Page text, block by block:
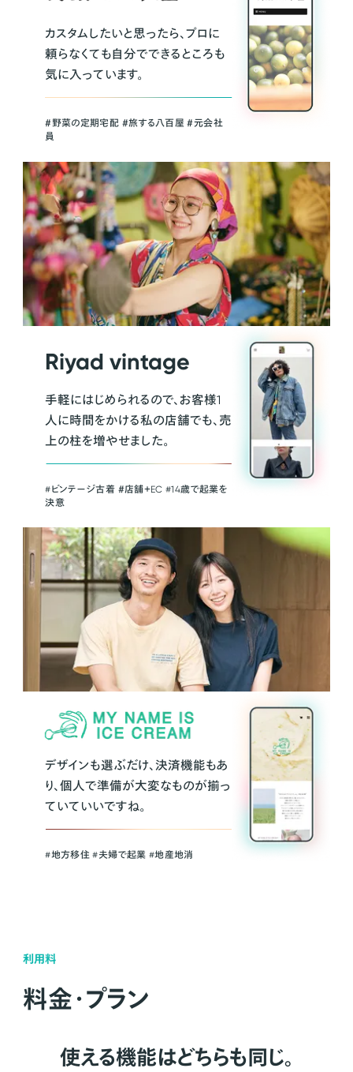
カスタムしたいと思ったら、プロに
頼らなくても自分でできるところも
気に入っています。
＃野菜の定期宅配 ＃旅する八百屋 ＃元会社
員
Riyad vintage
手軽にはじめられるので、お客様1
人に時間をかける私の店舗でも、売
上の柱を増やせました。
#ビンテージ古着 ＃店舗＋EC #14歳で起業を
決意
デザインも選ぶだけ、決済機能もあ
り、個人で準備が大変なものが揃っ
ていていいですね。
#地方移住 #夫婦で起業 #地産地消
利用料
料金・プラン
使える機能はどちらも同じ。